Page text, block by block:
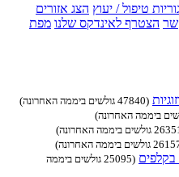
טיפול / יעוץ הצג אזורים
הצטרף לאינדקס שלנו מפת
(47840 גולשים ביממה האחרונה)
(25095 גולשים ביממה